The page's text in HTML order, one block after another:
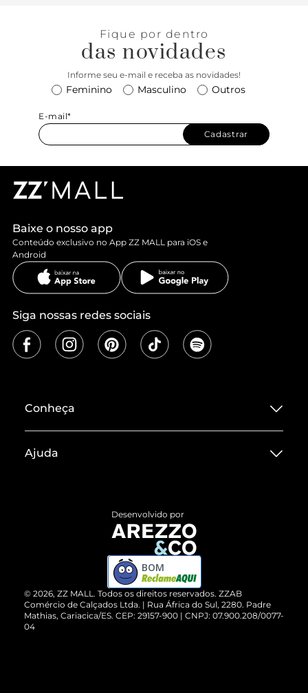
Fique por dentro
das novidades
Informe seu e-mail e receba as novidades!
Feminino Masculino Outros
E-mail*
Cadastrar
Baixe o nosso app
Conteúdo exclusivo no App ZZ MALL para iOS e
Android
Siga nossas redes sociais
Conheça
Termos de Uso
ZZ MALL é confiável
Cartão Presente
Vendas Corporativas
Ajuda
Devolução do Produto
Compre pelo WhatsApp
© 2026, ZZ MALL. Todos os direitos reservados. ZZAB
Comércio de Calçados Ltda. | Rua África do Sul, 2280. Padre
Mathias, Cariacica/ES. CEP: 29157-900 | CNPJ: 07.900.208/0077-
04
Desenvolvido por
BOM